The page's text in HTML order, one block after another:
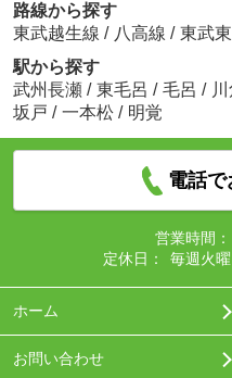
路線から探す
東武越生線 / 八高線 / 東武
駅から探す
武州長瀬 / 東毛呂 / 毛呂 /
坂戸 / 一本松 / 明覚
電話
営業時間：
定休日：
毎週火
ホーム
お問い合わせ